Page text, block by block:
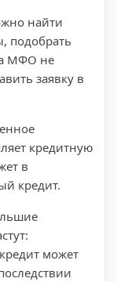
найти
подобрать
МФО не
заявку в
кредитную
в
кредит.
может